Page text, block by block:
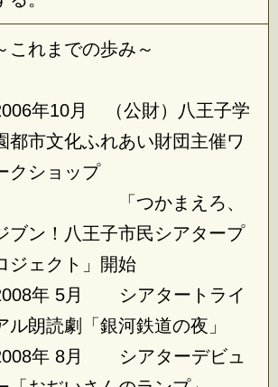
これまでの歩み～
年10月 （公財）八王子学
都市文化ふれあい財団主催ワ
クショップ
「つかまえろ、
ブン！八王子市民シアタープ
ジェクト」開始
年 5月 シアタートライ
ル朗読劇「銀河鉄道の夜」
年 8月 シアターデビュ